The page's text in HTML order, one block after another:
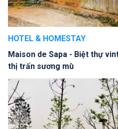
HOTEL & HOMESTAY
Maison de Sapa - Biệt thự
thị trấn sương mù